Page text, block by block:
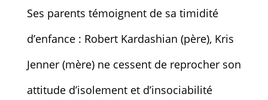
Ses parents témoignent de sa timidité
d’enfance : Robert Kardashian (père), Kris
Jenner (mère) ne cessent de reprocher son
attitude d’isolement et d’insociabilité